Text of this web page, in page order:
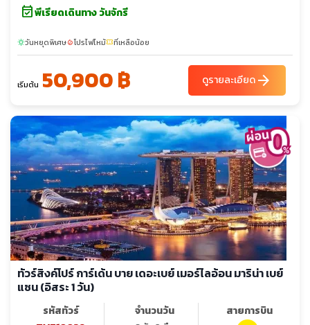
event_availableพีเรียดเดินทาง วันจักรี
sunnyวันหยุดพิเศษlocal_fire_departmentโปรไฟไหม้confirmation_numberที่เหลือน้อย
เริ่มต้น 50,900 ฿ ดูรายละเอียดarrow_forward
ทัวร์สิงค์โปร์ การ์เด้น บาย เดอะเบย์ เมอร์ไลอ้อน มาริน่า เบย์
แซน (อิสระ 1 วัน)
รหัสทัวร์
จำนวนวัน
สายการบิน